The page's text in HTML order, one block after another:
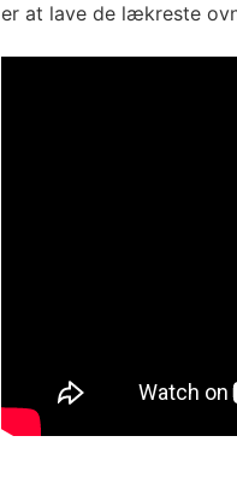
er at lave de lækreste